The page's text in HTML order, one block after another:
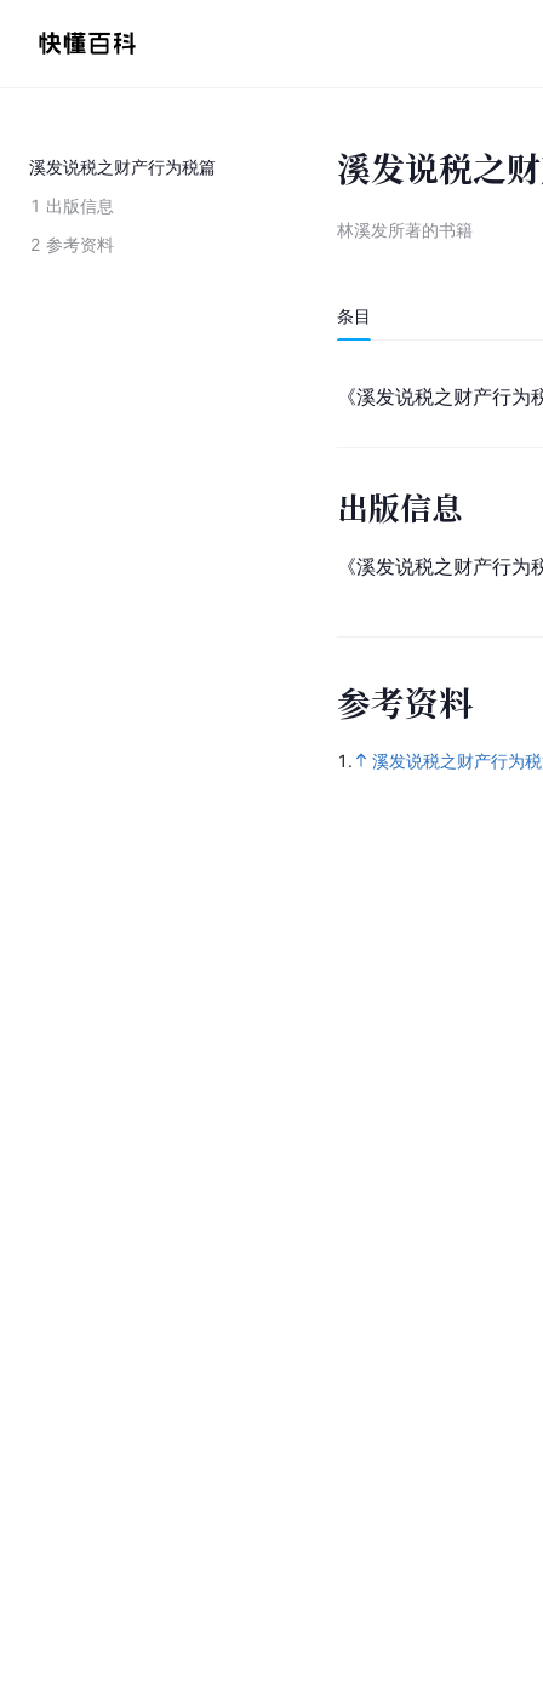
溪发说税之财产行为税篇
1 出版信息
2 参考资料
溪发说税之
林溪发所著的书籍
条目
《溪发说税之财产行
出版信息
《溪发说税之财产行为
参考资料
1. 溪发说税之财产行为